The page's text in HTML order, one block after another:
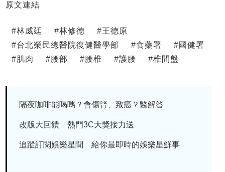
原文連結
#林威廷 #林修德 #王德原
#台北榮民總醫院復健醫學部 #食藥署 #國健署
# 肌肉 #腰部 #腰椎 #護腰 #椎間盤
隔夜咖啡能喝嗎？會傷腎、致癌？醫解答
改版大回饋 熱門3C大獎接力送
追蹤訂閱娛樂星聞 給你最即時的娛樂星鮮事